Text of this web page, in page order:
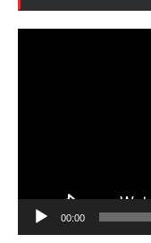
00:00